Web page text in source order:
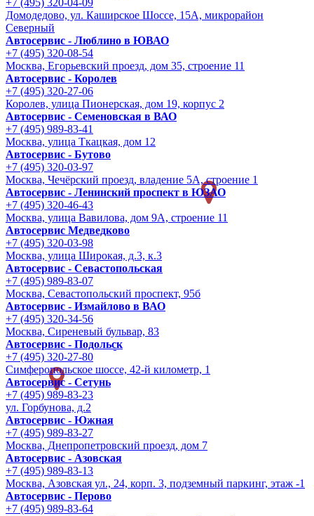
+7 (495) 320-04-09
Домодедово, ул. Каширское Шоссе, 15А, микрорайон
Северный
Автосервис - Люблино в ЮВАО
+7 (495) 320-08-54
Москва, Егорьевский проезд, дом 35, строение 11
Автосервис - Королев
+7 (495) 320-27-06
Королев, улица Пионерская, дом 19, корпус 2
Автосервис - Семеновская в ВАО
+7 (495) 989-83-41
Москва, улица Ткацкая, дом 12
Автосервис - Бутово
+7 (495) 320-03-97
Москва, Чечёрский проезд, владение 5А, строение 1
Автосервис - Ленинский проспект в ЮЗАО
+7 (495) 320-46-43
Москва, улица Вавилова, дом 9A, строение 11
Автосервис Медведково
+7 (495) 320-03-98
Москва, улица Широкая, д.3, к.3
Автосервис - Cевастопольская
+7 (495) 989-83-07
Москва, Севастопольский проспект, 95б
Автосервис - Измайлово в ВАО
+7 (495) 320-34-56
Москва, Сиреневый бульвар, 83
Автосервис - Подольск
+7 (495) 320-27-80
Симферопольское шоссе, 42-й километр, 1
Автосервис - Сетунь
+7 (495) 989-83-23
ул. Горбунова, д.2
Автосервис - Южная
+7 (495) 989-83-27
Москва, Днепропетровский проезд, дом 7
Автосервис - Азовская
+7 (495) 989-83-13
Москва, Азовская ул., 24, корп. 3, подземный паркинг, этаж -1
Автосервис - Перово
+7 (495) 989-83-64